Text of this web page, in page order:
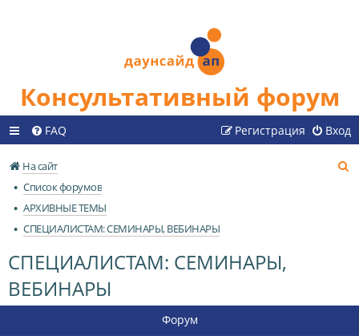
Консультативный форум
FAQ Вход
Регистрация
На сайт
Список форумов
АРХИВНЫЕ ТЕМЫ
СПЕЦИАЛИСТАМ: СЕМИНАРЫ, ВЕБИНАРЫ
СПЕЦИАЛИСТАМ: СЕМИНАРЫ,
ВЕБИНАРЫ
Форум